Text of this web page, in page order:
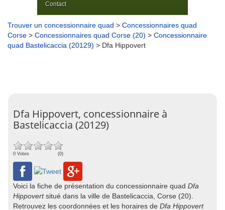
Contact
Trouver un concessionnaire quad > Concessionnaires quad
Corse > Concessionnaires quad Corse (20) > Concessionnaire
quad Bastelicaccia (20129) > Dfa Hippovert
Dfa Hippovert, concessionnaire à
Bastelicaccia (20129)
0 Votes (0)
Voici la fiche de présentation du concessionnaire quad Dfa
Hippovertsitué dans la ville de Bastelicaccia, Corse (20).
Retrouvez les coordonnées et les horaires de Dfa Hippovert